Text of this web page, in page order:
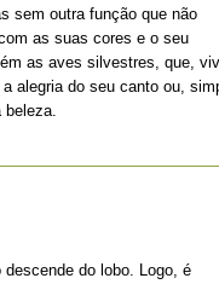
sem outra função que não
as suas cores e o seu
as aves silvestres, que,
alegria do seu canto ou,
beleza.
do lobo. Logo, é